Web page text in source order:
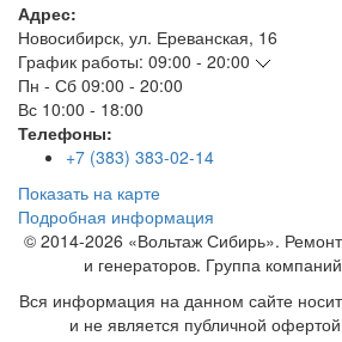
Адрес:
Новосибирск, ул. Ереванская, 16
График работы: 09:00 - 20:00
Пн - Сб 09:00 - 20:00
Вс 10:00 - 18:00
Телефоны:
+7 (383) 383-02-14
Показать на карте
Подробная информация
© 2014-2026 «Вольтаж Сибирь».
и генераторов. Группа
Вся информация на данном сайте
и не является публичной